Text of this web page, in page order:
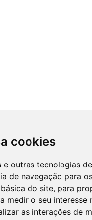
cookies
outras tecnologias
de navegação para
do site, para
medir o seu interesse
as interações de